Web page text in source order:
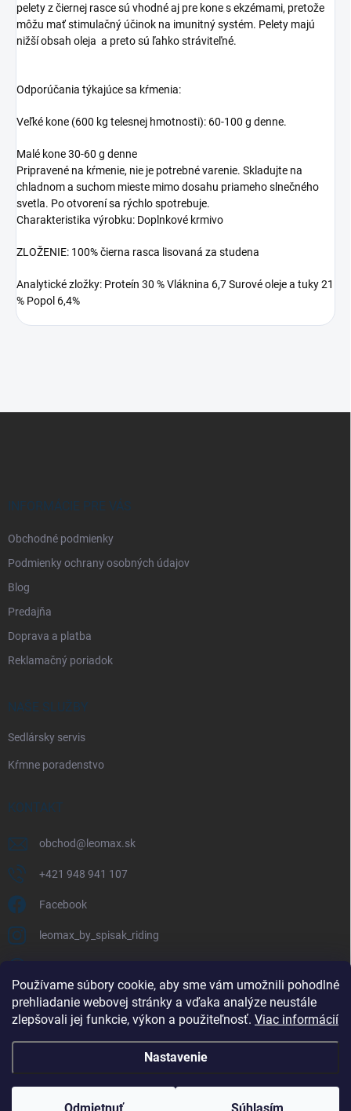
Používame súbory cookie, aby sme vám umožnili pohodlné
prehliadanie webovej stránky a vďaka analýze neustále
zlepšovali jej funkcie, výkon a použiteľnosť. Viac informácií
Nastavenie
pelety z čiernej rasce sú vhodné aj pre kone s ekzémami, pretože
môžu mať stimulačný účinok na imunitný systém. Pelety majú
nižší obsah oleja a preto sú ľahko stráviteľné.
Odporúčania týkajúce sa kŕmenia:
Veľké kone (600 kg telesnej hmotnosti): 60-100 g denne.
Malé kone 30-60 g denne
Pripravené na kŕmenie, nie je potrebné varenie. Skladujte na
chladnom a suchom mieste mimo dosahu priameho slnečného
svetla. Po otvorení sa rýchlo spotrebuje.
Charakteristika výrobku: Doplnkové krmivo
ZLOŽENIE: 100% čierna rasca lisovaná za studena
Analytické zložky: Proteín 30 % Vláknina 6,7 Surové oleje a tuky 21
% Popol 6,4%
INFORMÁCIE PRE VÁS
Obchodné podmienky
Podmienky ochrany osobných údajov
Blog
Predajňa
Doprava a platba
Reklamačný poriadok
NAŠE SLUŽBY
Sedlársky servis
Kŕmne poradenstvo
KONTAKT
obchod@ leomax.sk
+421 948 941 107
Facebook
leomax_by_spisak_riding
FACEBOOK
Copyright 2026 . Všetky práva vyhradené.